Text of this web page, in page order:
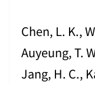
Chen, L. K.,
Auyeung, T.
Jang, H. C.,